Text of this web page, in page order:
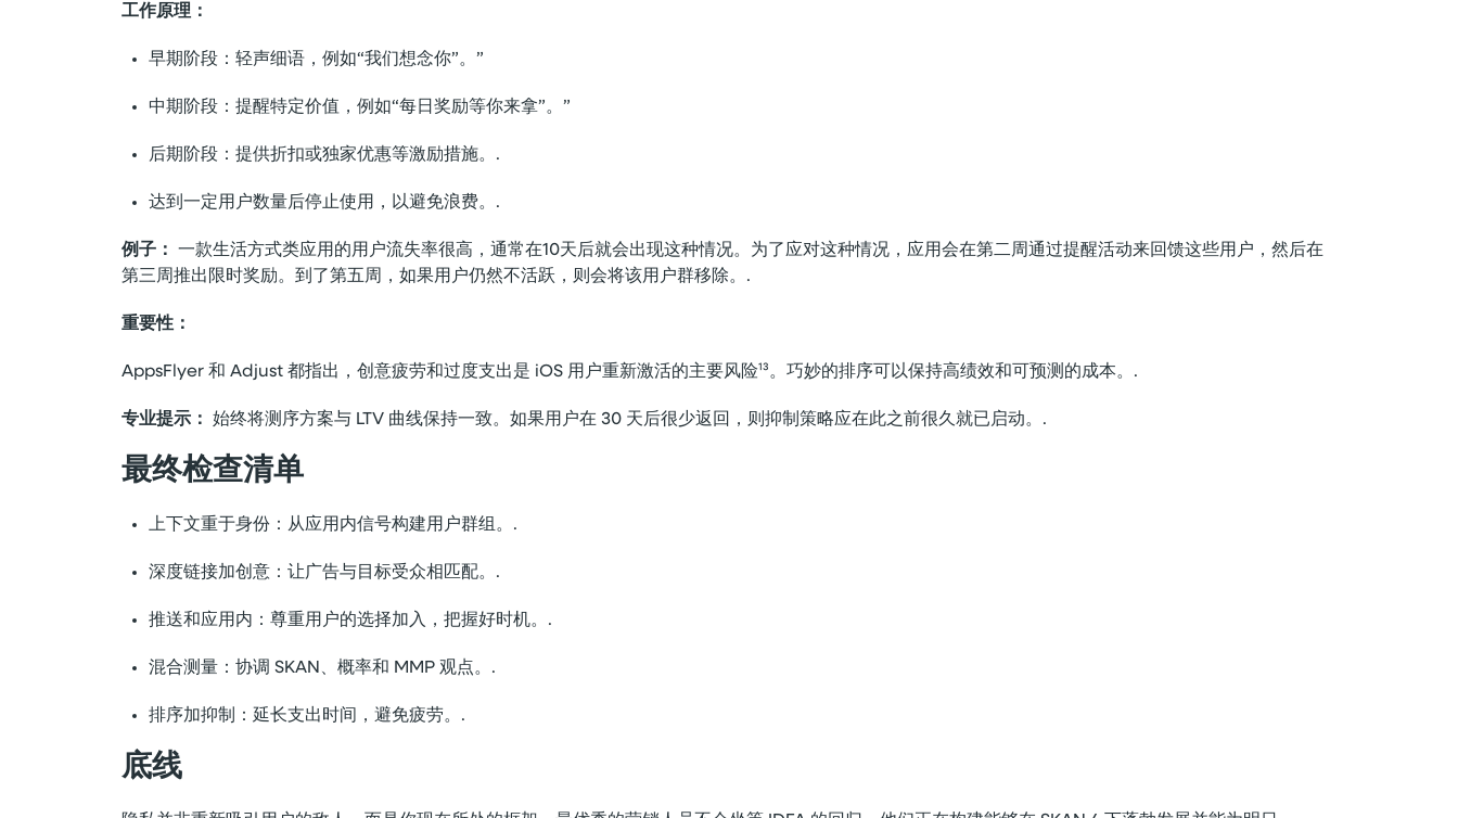
工作原理：
早期阶段：轻声细语，例如“我们想念你”。”
中期阶段：提醒特定价值，例如“每日奖励等你来拿”。”
后期阶段：提供折扣或独家优惠等激励措施。.
达到一定用户数量后停止使用，以避免浪费。.
例子：
一款生活方式类应用的用户流失率很高，通常在10天后就会出现这种情况。为了应对这种情况，应用会在第二周通过提醒活动来回馈这些用户，然后在
第三周推出限时奖励。到了第五周，如果用户仍然不活跃，则会将该用户群移除。.
重要性：
AppsFlyer 和 Adjust 都指出，创意疲劳和过度支出是 iOS 用户重新激活的主要风险¹³。巧妙的排序可以保持高绩效和可预测的成本。.
专业提示： 始终将测序方案与 LTV 曲线保持一致。如果用户在 30 天后很少返回，则抑制策略应在此之前很久就已启动。.
最终检查清单
上下文重于身份：从应用内信号构建用户群组。.
深度链接加创意：让广告与目标受众相匹配。.
推送和应用内：尊重用户的选择加入，把握好时机。.
混合测量：协调 SKAN、概率和 MMP 观点。.
排序加抑制：延长支出时间，避免疲劳。.
底线